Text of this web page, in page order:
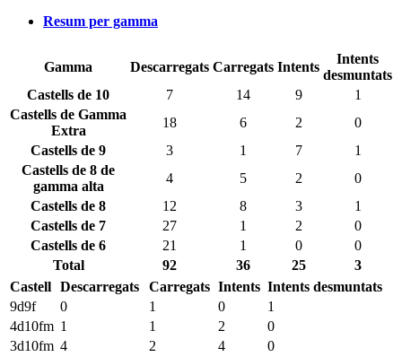
Resum per gamma
Gamma Descarregats Carregats Intents
Intents
desmuntats
Total 92 36 25 3
Castells de 10 7 14 9
1
Castells de Gamma
Extra
18 6 2
0
Castells de 9
3 1 7
1
Castells de 8 de
gamma alta
4 5 2
0
Castells de 8
12 8 3
1
Castells de 7
27 1 2
0
Castells de 6
21 1 0 0
Castell Descarregats Carregats Intents Intents desmuntats
9d9f
0 1 0
1
4d10fm 1 1 2
0
3d10fm 4 2 4
0